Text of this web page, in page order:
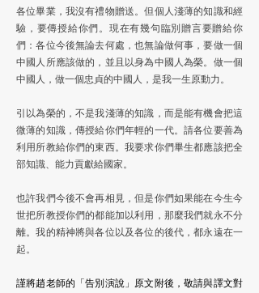
各位畢業，我沒有禮物贈送。但個人淺薄的知識和經
驗，要傳授給你們。現在有幾句臨別贈言要贈給你
們：各位今後無論去何處，也無論做何事，要做一個
中國人所應該做的，並且以身為中國人為榮。做一個
中國人，做一個忠貞的中國人，是我一生原動力。
引以為榮的，不是我淺薄的知識，而是能有機會把這
微薄的知識，傳授給你們年輕的一代。請各位要善為
利用所教給你們的東西。我要求你們畢生都應該把全
部知識、能力貢獻給國家。
也許我們今後不會再相見，但是你們如果能在今生今
世把所教授你們的都能加以利用，那麼我們就永不分
離。我的精神將與各位以及各位的後代，都永遠在一
起。
謹將趙老師的「告別演說」原文附後，敬請與譯文對